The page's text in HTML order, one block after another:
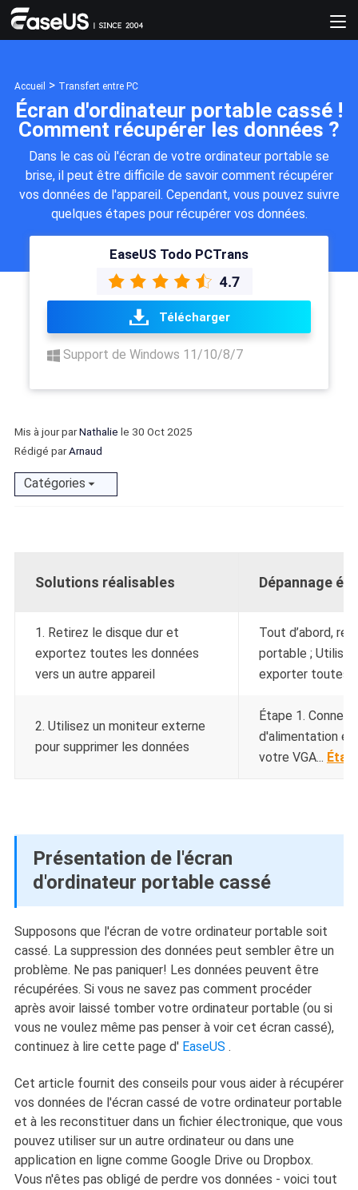
Accueil > Transfert entre PC
Écran d'ordinateur portable cassé !
Comment récupérer les données ?
Dans le cas où l'écran de votre ordinateur portable se
brise, il peut être difficile de savoir comment récupérer
vos données de l'appareil. Cependant, vous pouvez suivre
quelques étapes pour récupérer vos données.
EaseUS Todo PCTrans
Télécharger
Support de Windows 11/10/8/7
Mis à jour parNathalie le 30 Oct 2025
Rédigé parArnaud
Catégories
Solutions réalisables Dépannage
1. Retirez le disque dur et
exportez toutes les données
vers un autre appareil
Tout d’abord,
portable ;
exporter toutes
2. Utilisez un moniteur externe
pour supprimer les données
Étape 1.
d'alimentation et
votre VGA...
Présentation de l'écran
d'ordinateur portable cassé
Supposons que l'écran de votre ordinateur portable soit
cassé. La suppression des données peut sembler être un
problème. Ne pas paniquer! Les données peuvent être
récupérées. Si vous ne savez pas comment procéder
après avoir laissé tomber votre ordinateur portable (ou si
vous ne voulez même pas penser à voir cet écran cassé),
continuez à lire cette page d' EaseUS .
Cet article fournit des conseils pour vous aider à récupérer
vos données de l'écran cassé de votre ordinateur portable
et à les reconstituer dans un fichier électronique, que vous
pouvez utiliser sur un autre ordinateur ou dans une
application en ligne comme Google Drive ou Dropbox.
Vous n'êtes pas obligé de perdre vos données - voici tout